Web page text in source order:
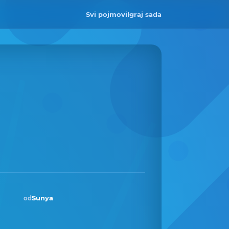
Svi pojmoviIgraj sada
odSunya